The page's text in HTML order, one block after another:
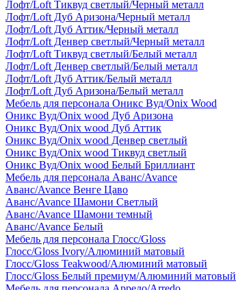
Лофт/Loft Тиквуд светлый/Черный металл
Лофт/Loft Дуб Аризона/Черный металл
Лофт/Loft Дуб Аттик/Черный металл
Лофт/Loft Денвер светлый/Черный металл
Лофт/Loft Тиквуд светлый/Белый металл
Лофт/Loft Денвер светлый/Белый металл
Лофт/Loft Дуб Аттик/Белый металл
Лофт/Loft Дуб Аризона/Белый металл
Мебель для персонала Оникс Вуд/Onix Wood
Оникс Вуд/Onix wood Дуб Аризона
Оникс Вуд/Onix wood Дуб Аттик
Оникс Вуд/Onix wood Денвер светлый
Оникс Вуд/Onix wood Тиквуд светлый
Оникс Вуд/Onix wood Белый Бриллиант
Мебель для персонала Аванс/Avance
Аванс/Avance Венге Цаво
Аванс/Avance Шамони Светлый
Аванс/Avance Шамони темный
Аванс/Avance Белый
Мебель для персонала Глосс/Gloss
Глосс/Gloss Ivory/Алюминий матовый
Глосс/Gloss Teakwood/Алюминий матовый
Глосс/Gloss Белый премиум/Алюминий матовый